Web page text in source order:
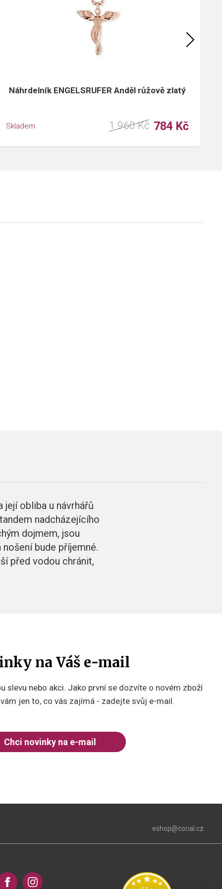
Náhrdelník ENGELSRUFER Anděl růžově zlatý
Skladem 1 960 Kč 784 Kč
její obliba u návrhářů
nadcházejícího
dojmem, jsou
bude příjemné.
před vodou chránit,
na Váš e-mail
slevu nebo akci. Jako první se dozvíte o novém zboží
jen to, co vás zajímá - zadejte svůj e-mail.
Chci novinky na e-mail
eshop@corial.cz